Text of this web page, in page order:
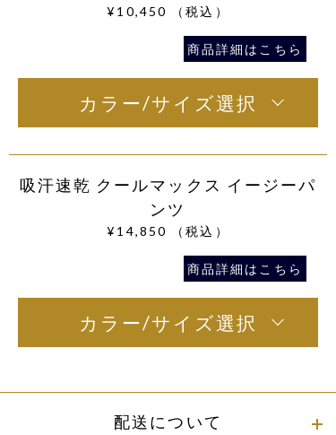
¥10,450 （税込）
商品詳細はこちら
カラー/サイズ選択
吸汗速乾 クールマックス イージーパ
ンツ
¥14,850 （税込）
商品詳細はこちら
カラー/サイズ選択
配送について